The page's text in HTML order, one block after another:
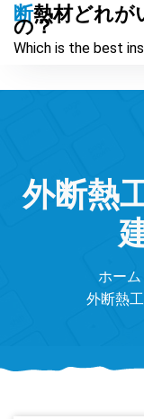
ツ
断熱材どれがいい
の？
Which is the best
外断熱
ホーム
外断熱